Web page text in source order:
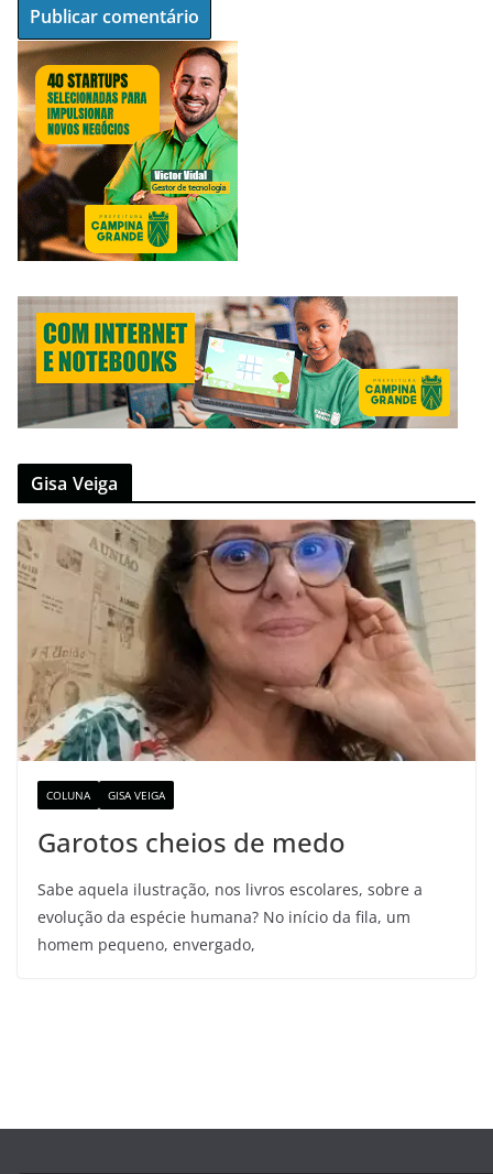
Gisa Veiga
COLUNA GISA VEIGA
Garotos cheios de medo
Sabe aquela ilustração, nos livros escolares, sobre a
evolução da espécie humana? No início da fila, um
homem pequeno, envergado,